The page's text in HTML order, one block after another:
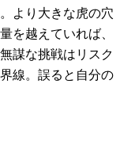
より大きな虎の穴
を越えていれば、
謀な挑戦はリスク
線。誤ると自分の